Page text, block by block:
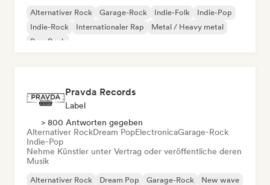
Alternativer Rock Garage-Rock Indie-Folk
Indie-Pop
Indie-Rock
Internationaler Rap
Metal / Heavy metal
Pop-Rock
Pravda Records
Label
> 800 Antworten gegeben
Alternativer RockDream PopElectronicaGarage-Rock
Indie-Pop
Nehme Künstler unter Vertrag oder veröffentliche deren
Musik
Alternativer Rock Dream Pop Garage-Rock
New wave